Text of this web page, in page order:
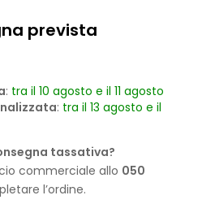
prevista
: tra il 10 agosto e il 11 agosto
: tra il 13 agosto e il
tassativa?
commerciale allo 050
l’ordine.